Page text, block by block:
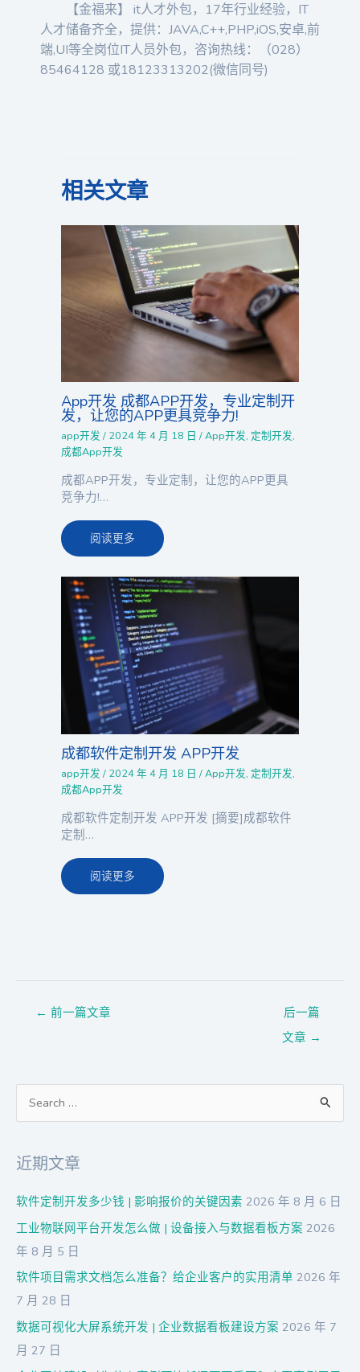
【金福来】 it人才外包，17年行业经验，IT
人才储备齐全，提供：JAVA,C++,PHP,iOS,安卓,前
端,UI等全岗位IT人员外包，咨询热线：（028）
85464128 或18123313202(微信同号)
相关文章
App开发 成都APP开发，专业定制开
发，让您的APP更具竞争力!
app开发 / 2024 年 4 月 18 日/App开发, 定制开发,
成都App开发
成都APP开发，专业定制，让您的APP更具
竞争力!…
阅读更多
成都软件定制开发 APP开发
app开发 / 2024 年 4 月 18 日/App开发, 定制开发,
成都App开发
成都软件定制开发 APP开发 [摘要]成都软件
定制…
阅读更多
← 前一篇文章
后一篇
文章 →
：
近期文章
软件定制开发多少钱 | 影响报价的关键因素 2026 年 8 月 6 日
工业物联网平台开发怎么做 | 设备接入与数据看板方案 2026
年 8 月 5 日
软件项目需求文档怎么准备？给企业客户的实用清单 2026 年
7 月 28 日
数据可视化大屏系统开发 | 企业数据看板建设方案 2026 年 7
月 27 日